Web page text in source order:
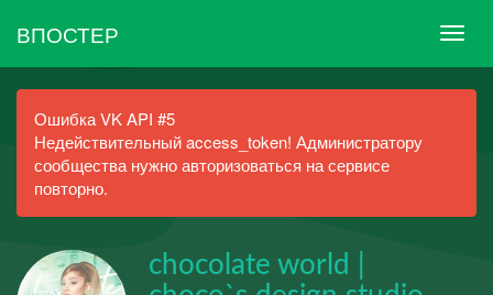
ВПОСТЕР
Ошибка VK API #5
Недействительный access_token! Администратору
сообщества нужно авторизоваться на сервисе
повторно.
chocolate world |